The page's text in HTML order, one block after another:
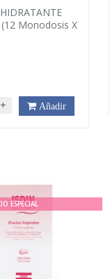
(12 Monodosis X
+ Añadir
ESPECIAL